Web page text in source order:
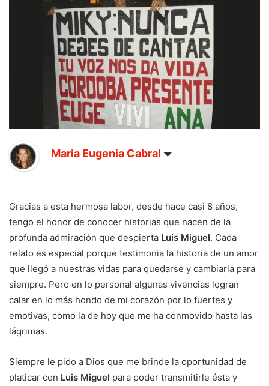
Maria Eugenia Cabral
Gracias a esta hermosa labor, desde hace casi 8 años,
tengo el honor de conocer historias que nacen de la
profunda admiración que despierta Luis Miguel. Cada
relato es especial porque testimonia la historia de un amor
que llegó a nuestras vidas para quedarse y cambiarla para
siempre. Pero en lo personal algunas vivencias logran
calar en lo más hondo de mi corazón por lo fuertes y
emotivas, como la de hoy que me ha conmovido hasta las
lágrimas.
Siempre le pido a Dios que me brinde la oportunidad de
platicar con Luis Miguel para poder transmitirle ésta y